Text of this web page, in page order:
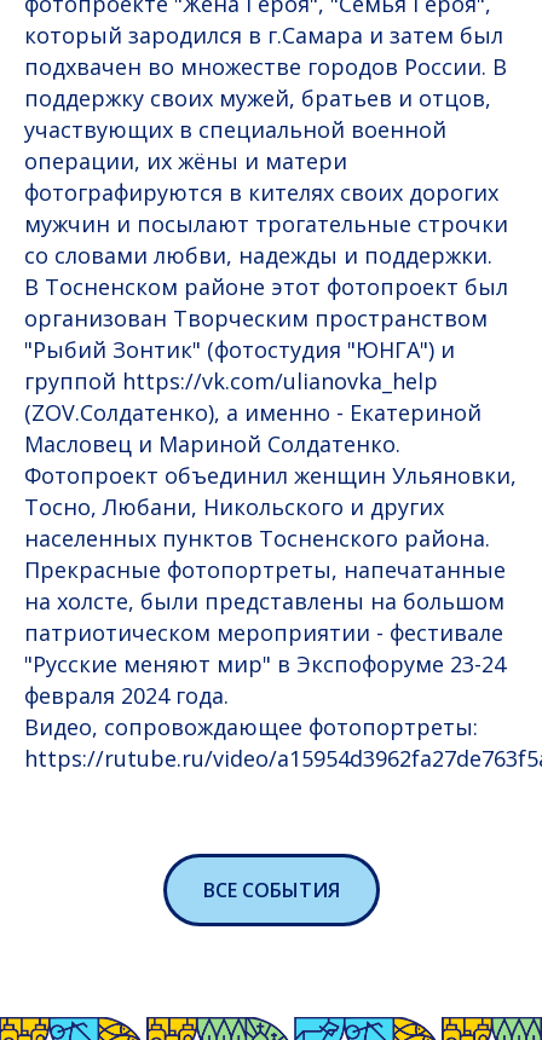
который зародился в г.Самара и затем был
подхвачен во множестве городов России. В
поддержку своих мужей, братьев и отцов,
участвующих в специальной военной
операции, их жёны и матери
фотографируются в кителях своих дорогих
мужчин и посылают трогательные строчки
со словами любви, надежды и поддержки.
В Тосненском районе этот фотопроект был
организован Творческим пространством
"Рыбий Зонтик" (фотостудия "ЮНГА") и
группой https://vk.com/ulianovka_help
(ZOV.Солдатенко), а именно - Екатериной
Масловец и Мариной Солдатенко.
Фотопроект объединил женщин Ульяновки,
Тосно, Любани, Никольского и других
населенных пунктов Тосненского района.
Прекрасные фотопортреты, напечатанные
на холсте, были представлены на большом
патриотическом мероприятии - фестивале
"Русские меняют мир" в Экспофоруме 23-24
февраля 2024 года.
Видео, сопровождающее фотопортреты:
https://rutube.ru/video/
ВСЕ СОБЫТИЯ